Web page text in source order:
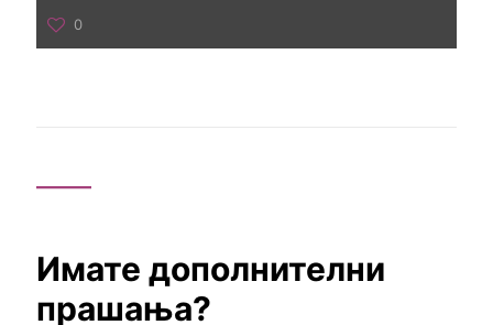
0
Имате дополнителни
прашања?